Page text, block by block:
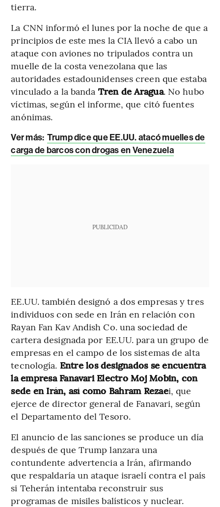
tierra.
La CNN informó el lunes por la noche de que a
principios de este mes la CIA llevó a cabo un
ataque con aviones no tripulados contra un
muelle de la costa venezolana que las
autoridades estadounidenses creen que estaba
vinculado a la banda Tren de Aragua. No hubo
víctimas, según el informe, que citó fuentes
anónimas.
Ver más: Trump dice que EE.UU. atacó muelles de
carga de barcos con drogas en Venezuela
PUBLICIDAD
EE.UU. también designó a dos empresas y tres
individuos con sede en Irán en relación con
Rayan Fan Kav Andish Co. una sociedad de
cartera designada por EE.UU. para un grupo de
empresas en el campo de los sistemas de alta
tecnología. Entre los designados se encuentra
la empresa Fanavari Electro Moj Mobin, con
sede en Irán, así como Bahram Rezaei, que
ejerce de director general de Fanavari, según
el Departamento del Tesoro.
El anuncio de las sanciones se produce un día
después de que Trump lanzara una
contundente advertencia a Irán, afirmando
que respaldaría un ataque israelí contra el país
si Teherán intentaba reconstruir sus
programas de misiles balísticos y nuclear.